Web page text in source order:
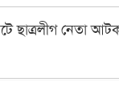
ছাত্রলীগ নেতা